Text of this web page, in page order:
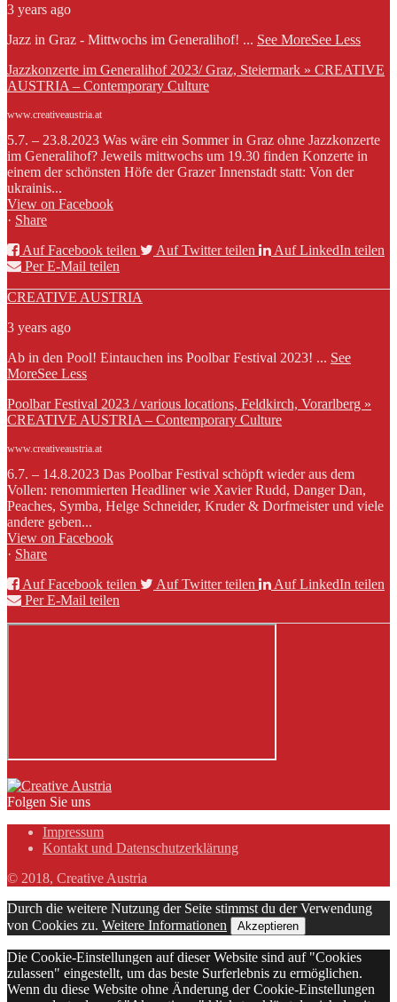
3 years ago
Jazz in Graz - Mittwochs im Generalihof! ... See MoreSee Less
Jazzkonzerte im Generalihof 2023/ Graz, Steiermark » CREATIVE
AUSTRIA – Contemporary Culture
www.creativeaustria.at
5.7. – 23.8.2023 Was wäre ein Sommer in Graz ohne Jazzkonzerte
im Generalihof? Jeweils mittwochs um 19.30 finden Konzerte in
einem der schönsten Höfe der Grazer Innenstadt statt: Von der
ukrainis...
View on Facebook
· Share
Auf Facebook teilen
Auf Twitter teilen
Auf LinkedIn teilen
Per E-Mail teilen
CREATIVE AUSTRIA
3 years ago
Ab in den Pool! Eintauchen ins Poolbar Festival 2023! ... See
MoreSee Less
Poolbar Festival 2023 / various locations, Feldkirch, Vorarlberg »
CREATIVE AUSTRIA – Contemporary Culture
www.creativeaustria.at
6.7. – 14.8.2023 Das Poolbar Festival schöpft wieder aus dem
Vollen: renommierten Headliner wie Xavier Rudd, Danger Dan,
Peaches, Symba, Helge Schneider, Kruder & Dorfmeister und viele
andere geben...
View on Facebook
· Share
Auf Facebook teilen
Auf Twitter teilen
Auf LinkedIn teilen
Per E-Mail teilen
Folgen Sie uns
Impressum
Kontakt und Datenschutzerklärung
© 2018, Creative Austria
Durch die weitere Nutzung der Seite stimmst du der Verwendung
von Cookies zu. Weitere Informationen Akzeptieren
Die Cookie-Einstellungen auf dieser Website sind auf "Cookies
zulassen" eingestellt, um das beste Surferlebnis zu ermöglichen.
Wenn du diese Website ohne Änderung der Cookie-Einstellungen